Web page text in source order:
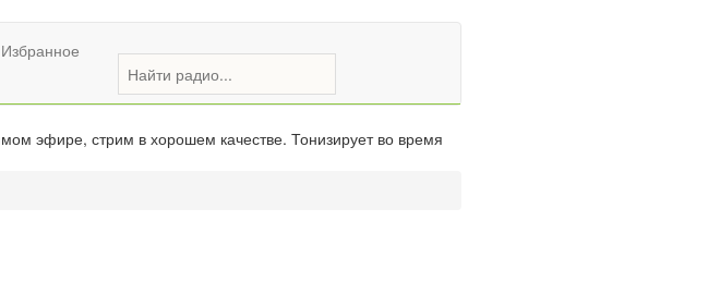
Избранное
эфире, стрим в хорошем качестве. Тонизирует во время